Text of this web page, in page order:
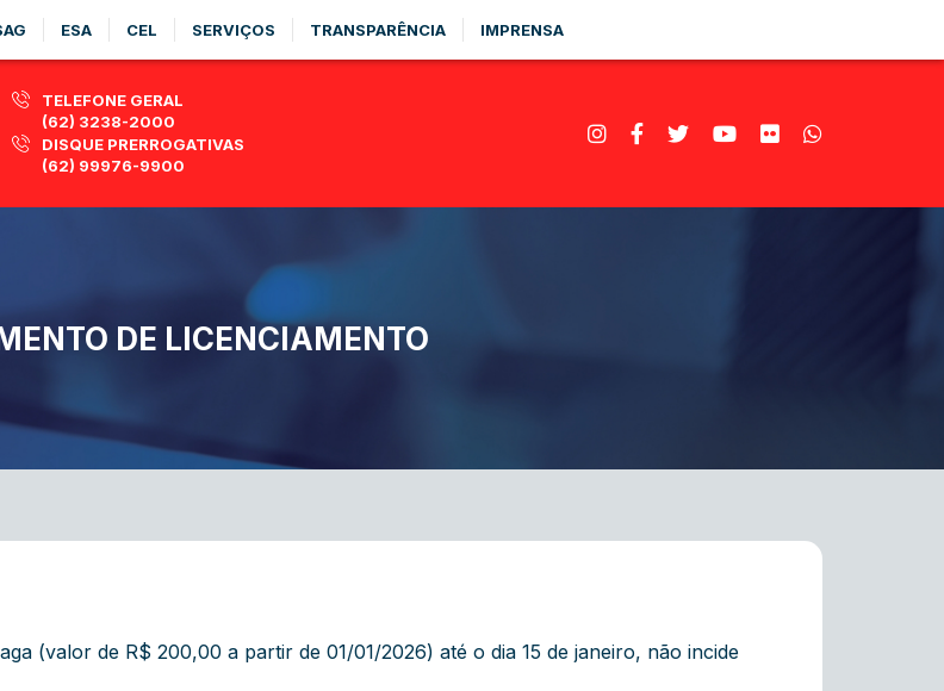
ESA CEL SERVIÇOS TRANSPARÊNCIA IMPRENSA
TELEFONE GERAL
(62) 3238-2000
DISQUE PRERROGATIVAS
(62) 99976-9900
DE LICENCIAMENTO
(valor de R$ 200,00 a partir de 01/01/2026) até o dia 15 de janeiro, não incide